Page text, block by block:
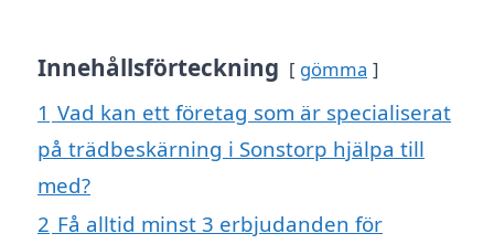
Innehållsförteckning gömma
1 Vad kan ett företag som är specialiserat
på trädbeskärning i Sonstorp hjälpa till
med?
2 Få alltid minst 3 erbjudanden för